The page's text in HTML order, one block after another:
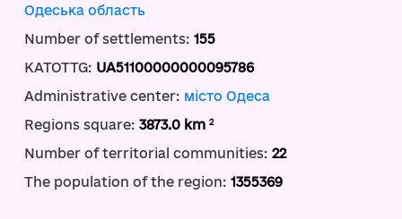
Одеська область
Number of settlements: 155
KATOTTG: UA51100000000095786
Administrative center: місто Одеса
Regions square: 3873.0 km 2
Number of territorial communities: 22
The population of the region: 1355369